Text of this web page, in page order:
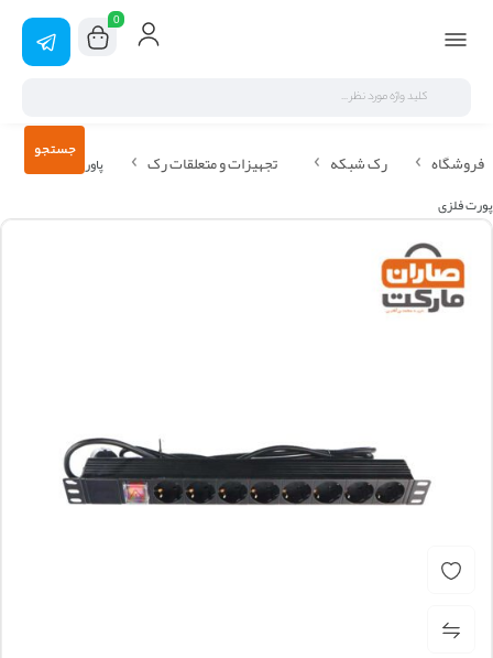
0
جستجو فروشگاه رک شبکه تجهیزات و متعلقات رک
پورت فلزی